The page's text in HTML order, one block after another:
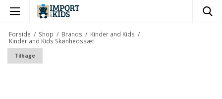
Forside / Shop / Brands / Kinder and Kids /
Kinder and Kids Skønhedssæt
Tilbage